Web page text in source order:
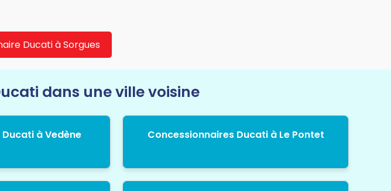
Ducati à Sorgues
dans une ville voisine
à Vedène Concessionnaires Ducati à Le Pontet